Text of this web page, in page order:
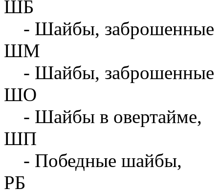
ШБ
- Шайбы, заброшенные
ШМ
- Шайбы, заброшенные
ШО
- Шайбы в овертайме,
ШП
- Победные шайбы,
РБ